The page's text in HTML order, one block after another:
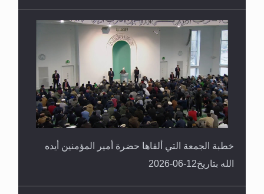
خطبة الجمعة التي ألقاها حضرة أمير المؤمنين أيده
الله بتاريخ12-06-2026